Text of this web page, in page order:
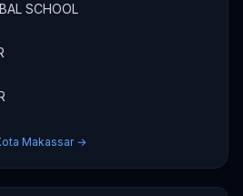
SCHOOL
Makassar →